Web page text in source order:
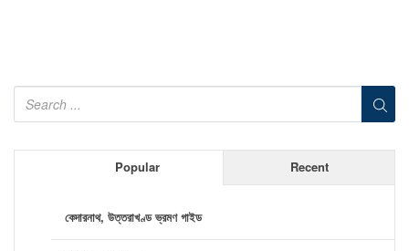
Popular Recent
কেদারনাথ, উত্তরাখণ্ড ভ্রমণ গাইড